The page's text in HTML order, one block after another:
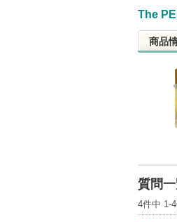
The
商品
質問
4件中 1-